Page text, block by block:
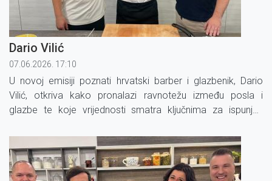
Dario Vilić
07.06.2026. 17:10
U novoj emisiji poznati hrvatski barber i glazbenik, Dario
Vilić, otkriva kako pronalazi ravnotežu između posla i
glazbe te koje vrijednosti smatra ključnima za ispunjen